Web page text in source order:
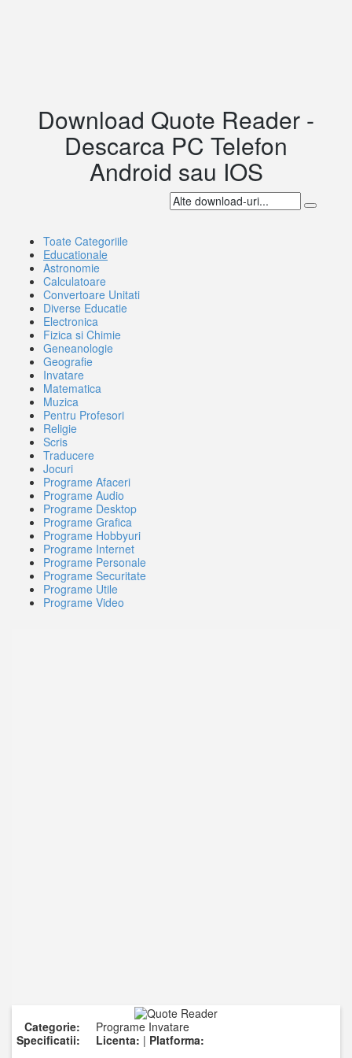
Download Quote Reader -
Descarca PC Telefon
Android sau IOS
Toate Categoriile
Educationale
Astronomie
Calculatoare
Convertoare Unitati
Diverse Educatie
Electronica
Fizica si Chimie
Geneanologie
Geografie
Invatare
Matematica
Muzica
Pentru Profesori
Religie
Scris
Traducere
Jocuri
Programe Afaceri
Programe Audio
Programe Desktop
Programe Grafica
Programe Hobbyuri
Programe Internet
Programe Personale
Programe Securitate
Programe Utile
Programe Video
Categorie:
Programe Invatare
Specificatii:
Licenta: | Platforma: